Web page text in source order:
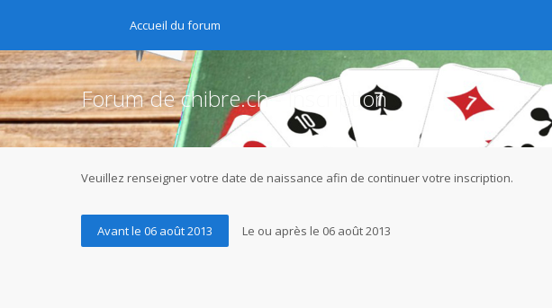
Accueil du forum
Forum de chibre.ch - Inscription
Veuillez renseigner votre date de naissance afin de continuer votre inscription.